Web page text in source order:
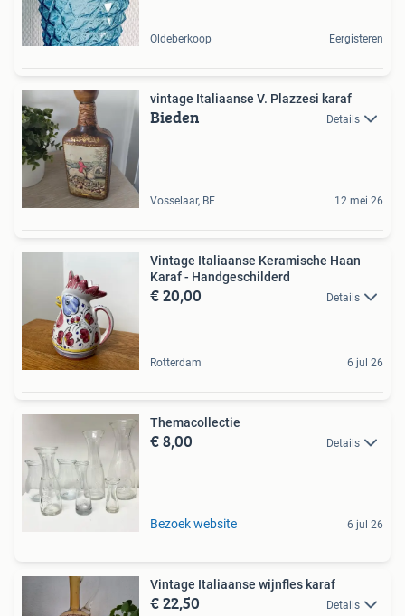
Oldeberkoop Eergisteren
vintage Italiaanse V. Plazzesi karaf
Bieden Details
Vosselaar, BE 12 mei 26
Vintage Italiaanse Keramische Haan
Karaf - Handgeschilderd
€ 20,00 Details
Rotterdam 6 jul 26
Themacollectie
€ 8,00 Details
Bezoek website 6 jul 26
Vintage Italiaanse wijnfles karaf
€ 22,50 Details